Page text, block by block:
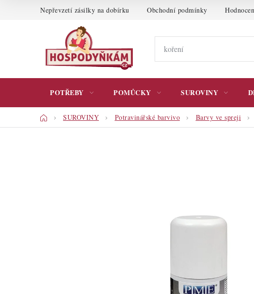
Nepřevzetí zásilky na dobírku Obchodní podmínky
POTŘEBY POMŮCKY SUROVINY
DomůSUROVINY Potravinářské barvivo Barvy ve spreji